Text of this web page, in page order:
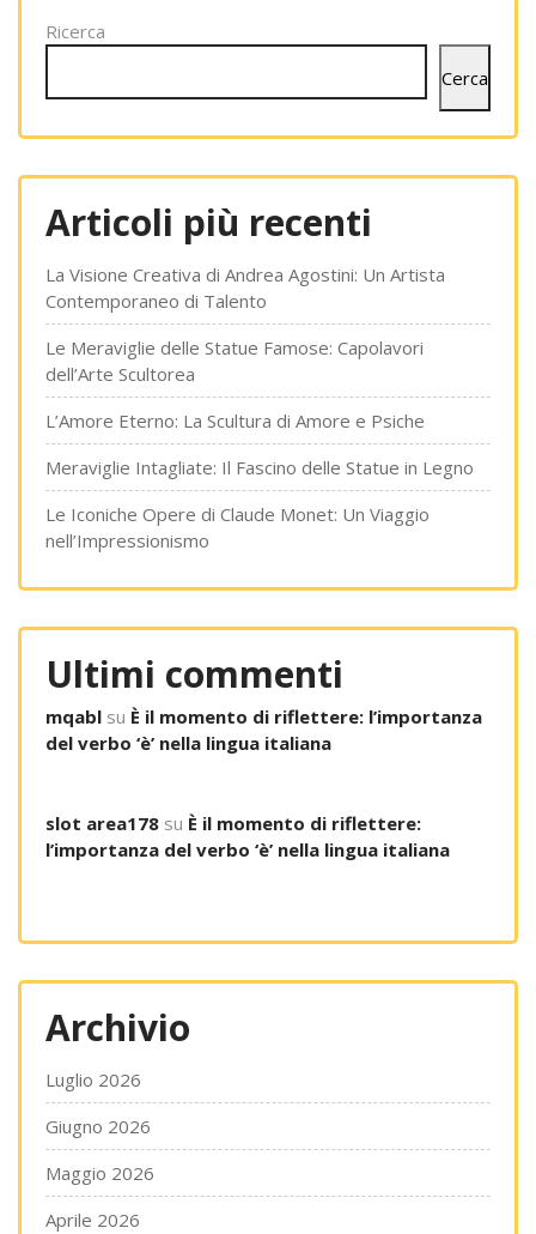
Ricerca
Cerca
Articoli più recenti
La Visione Creativa di Andrea Agostini: Un Artista
Contemporaneo di Talento
Le Meraviglie delle Statue Famose: Capolavori
dell’Arte Scultorea
L’Amore Eterno: La Scultura di Amore e Psiche
Meraviglie Intagliate: Il Fascino delle Statue in Legno
Le Iconiche Opere di Claude Monet: Un Viaggio
nell’Impressionismo
Ultimi commenti
mqabl su È il momento di riflettere: l’importanza
del verbo ‘è’ nella lingua italiana
slot area178 su È il momento di riflettere:
l’importanza del verbo ‘è’ nella lingua italiana
Archivio
Luglio 2026
Giugno 2026
Maggio 2026
Aprile 2026